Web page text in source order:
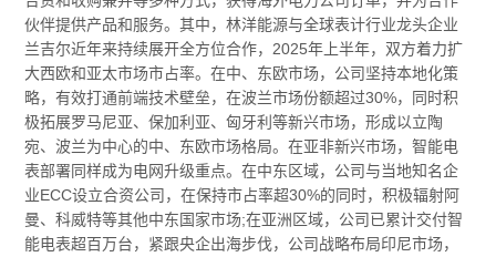
伙伴提供产品和服务。其中，林洋能源与全球表计行业龙头企业
兰吉尔近年来持续展开全方位合作，2025年上半年，双方着力扩
大西欧和亚太市场市占率。在中、东欧市场，公司坚持本地化策
略，有效打通前端技术壁垒，在波兰市场份额超过30%，同时积
极拓展罗马尼亚、保加利亚、匈牙利等新兴市场，形成以立陶
宛、波兰为中心的中、东欧市场格局。在亚非新兴市场，智能电
表部署同样成为电网升级重点。在中东区域，公司与当地知名企
业ECC设立合资公司，在保持市占率超30%的同时，积极辐射阿
曼、科威特等其他中东国家市场;在亚洲区域，公司已累计交付智
能电表超百万台，紧跟央企出海步伐，公司战略布局印尼市场，